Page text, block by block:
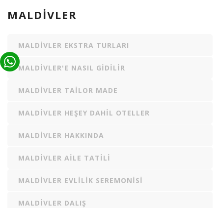
MALDIVLER
MALDIVLER EKSTRA TURLARI
MALDIVLER'E NASIL GIDILIR
MALDIVLER TAILOR MADE
MALDIVLER HEŞEY DAHIL OTELLER
MALDIVLER HAKKINDA
MALDIVLER AILE TATILI
MALDIVLER EVLILIK SEREMONISI
MALDIVLER DALIŞ